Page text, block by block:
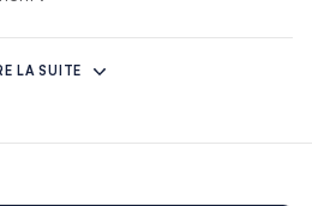
empêchent cet équipage
autre équipage compétent le
LA SUITE